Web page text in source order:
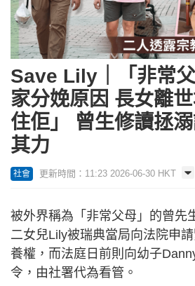
Save Lily｜「非常
家分娩原因 長女離
住佢」 曾生修讀拯
其力
社會 更新時間：11:23 2026-06-30 HKT
被外界稱為「非常父母」的曾先
二女兒Lily被瑞典當局向法院申
養權，而法庭日前則向幼子
令，由社署代為看管。